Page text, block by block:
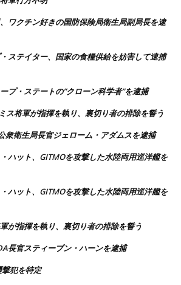
ワクチン好きの国防保険局衛生局副局長を逮
ステイター、国家の食糧供給を妨害して逮捕
プ・ステートの”クローン科学者”を逮捕
ス将軍が指揮を執り、裏切り者の排除を誓う
衆衛生局長官ジェローム・アダムスを逮捕
ハット、GITMOを攻撃した水陸両用巡洋艦を
ハット、GITMOを攻撃した水陸両用巡洋艦を
が指揮を執り、裏切り者の排除を誓う
長官スティーブン・ハーンを逮捕
犯を特定